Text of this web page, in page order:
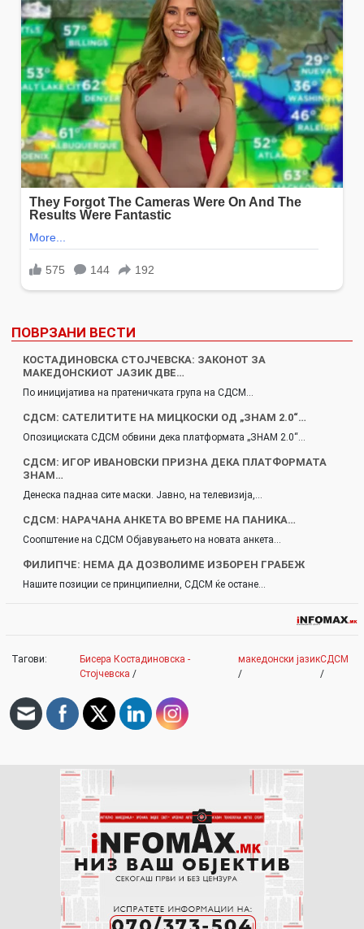
ПОВРЗАНИ ВЕСТИ
КОСТАДИНОВСКА СТОЈЧЕВСКА: ЗАКОНОТ ЗА
МАКЕДОНСКИОТ ЈАЗИК ДВЕ…
По иницијатива на пратеничката група на СДСМ…
СДСМ: САТЕЛИТИТЕ НА МИЦКОСКИ ОД „ЗНАМ 2.0“…
Опозициската СДСМ обвини дека платформата „ЗНАМ 2.0“…
СДСМ: ИГОР ИВАНОВСКИ ПРИЗНА ДЕКА ПЛАТФОРМАТА
ЗНАМ…
Денеска паднаа сите маски. Јавно, на телевизија,…
СДСМ: НАРАЧАНА АНКЕТА ВО ВРЕМЕ НА ПАНИКА…
Соопштение на СДСМ Објавувањето на новата анкета…
ФИЛИПЧЕ: НЕМА ДА ДОЗВОЛИМЕ ИЗБОРЕН ГРАБЕЖ
Нашите позиции се принципиелни, СДСМ ќе остане…
Тагови:
Бисера Костадиновска -
Стојчевска /
македонски јазик
/
СДСМ
/